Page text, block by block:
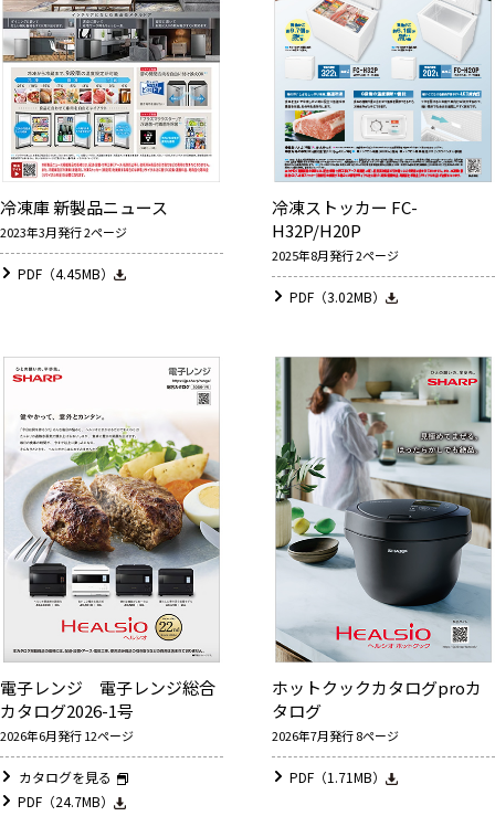
冷凍庫 新製品ニュース
2023年3月発行 2ページ
PDF（4.45MB）
冷凍ストッカー FC-
H32P/H20P
2025年8月発行 2ページ
PDF（3.02MB）
電子レンジ 電子レンジ総合
カタログ2026-1号
2026年6月発行 12ページ
カタログを見る
PDF（24.7MB）
ホットクックカタログproカ
タログ
2026年7月発行 8ページ
PDF（1.71MB）